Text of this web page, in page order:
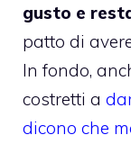
gusto e
patto di
In fondo,
costretti a
dicono che